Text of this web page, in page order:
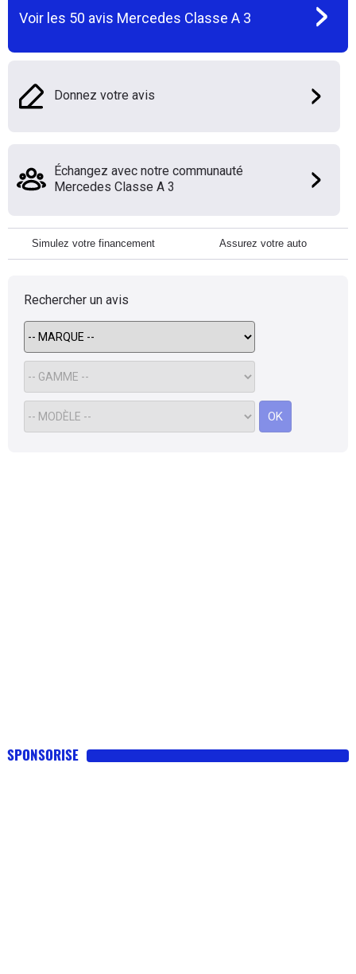
Voir les 50 avis Mercedes Classe A 3
Donnez votre avis
Échangez avec notre communauté
Mercedes Classe A 3
Simulez votre financement Assurez votre auto
Rechercher un avis
OK
SPONSORISE